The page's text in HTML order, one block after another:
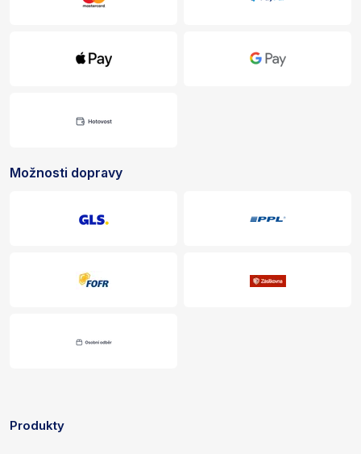
Možnosti dopravy
Odkazy a kontaktné informácie
Produkty